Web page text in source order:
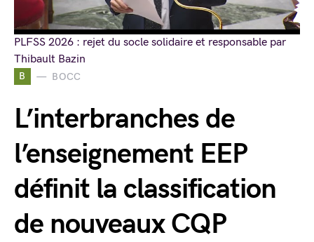
B BOCC
L’interbranches de
l’enseignement EEP
définit la classification
de nouveaux CQP
PLFSS 2026 : rejet du socle solidaire et responsable par
Thibault Bazin